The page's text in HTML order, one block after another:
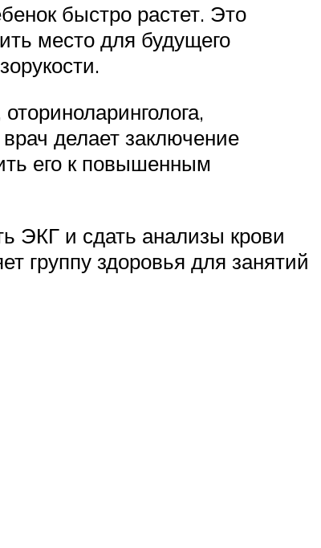
быстро растет. Это
место для будущего
делает заключение
его к повышенным
ЭКГ и сдать анализы крови
группу здоровья для занятий